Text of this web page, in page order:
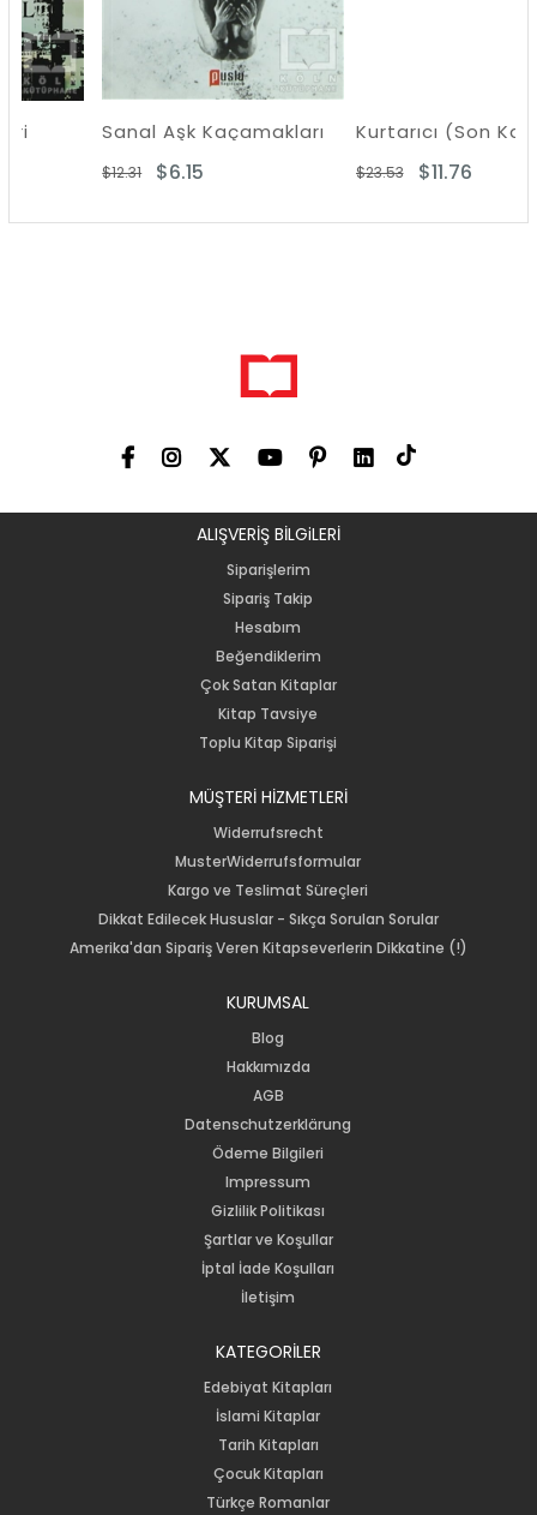
Sanal Aşk Kaçamakları
$6.15 $11.76
ALIŞVERİŞ BİLGiLERİ
Siparişlerim
Sipariş Takip
Hesabım
Beğendiklerim
Çok Satan Kitaplar
Kitap Tavsiye
Toplu Kitap Siparişi
MÜŞTERİ HİZMETLERİ
Widerrufsrecht
MusterWiderrufsformular
Kargo ve Teslimat Süreçleri
Dikkat Edilecek Hususlar - Sıkça Sorulan Sorular
Amerika'dan Sipariş Veren Kitapseverlerin Dikkatine (!)
KURUMSAL
Blog
Hakkımızda
AGB
Datenschutzerklärung
Ödeme Bilgileri
Impressum
Gizlilik Politikası
Şartlar ve Koşullar
İptal İade Koşulları
İletişim
KATEGORİLER
Edebiyat Kitapları
İslami Kitaplar
Tarih Kitapları
Çocuk Kitapları
Türkçe Romanlar